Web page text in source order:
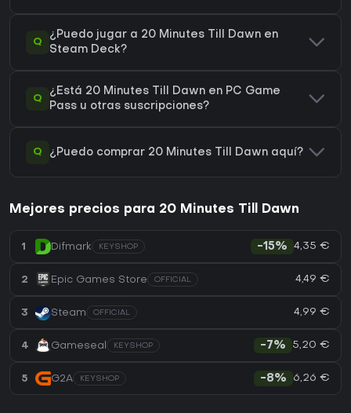
Q
¿Puedo jugar a 20 Minutes Till Dawn en
Steam Deck?
Q
¿Está 20 Minutes Till Dawn en PC Game
Pass u otras suscripciones?
Q ¿Puedo comprar 20 Minutes Till Dawn aquí?
Mejores precios para 20 Minutes Till Dawn
1 Difmark KEYSHOP -15% 4,35 €
2 Epic Games Store OFFICIAL 4,49 €
3 Steam OFFICIAL 4,99 €
4 Gameseal KEYSHOP -7% 5,20 €
5 G2A KEYSHOP -8% 6,26 €